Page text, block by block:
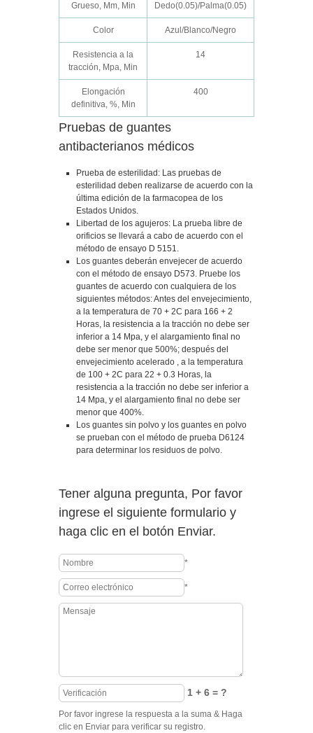
Grueso, Mm, Min Dedo(0.05)/Palma(0.05)
Color Azul/Blanco/Negro
Resistencia a la
tracción, Mpa, Min
14
Elongación
definitiva, %, Min
400
Pruebas de guantes
antibacterianos médicos
Prueba de esterilidad: Las pruebas de
esterilidad deben realizarse de acuerdo con la
última edición de la farmacopea de los
Estados Unidos.
Libertad de los agujeros: La prueba libre de
orificios se llevará a cabo de acuerdo con el
método de ensayo D 5151.
Los guantes deberán envejecer de acuerdo
con el método de ensayo D573. Pruebe los
guantes de acuerdo con cualquiera de los
siguientes métodos: Antes del envejecimiento,
a la temperatura de 70 + 2C para 166 + 2
Horas, la resistencia a la tracción no debe ser
inferior a 14 Mpa, y el alargamiento final no
debe ser menor que 500%; después del
envejecimiento acelerado , a la temperatura
de 100 + 2C para 22 + 0.3 Horas, la
resistencia a la tracción no debe ser inferior a
14 Mpa, y el alargamiento final no debe ser
menor que 400%.
Los guantes sin polvo y los guantes en polvo
se prueban con el método de prueba D6124
para determinar los residuos de polvo.
Tener alguna pregunta, Por favor
ingrese el siguiente formulario y
haga clic en el botón Enviar.
*
*
1 + 6 = ?
Por favor ingrese la respuesta a la suma & Haga
clic en Enviar para verificar su registro.